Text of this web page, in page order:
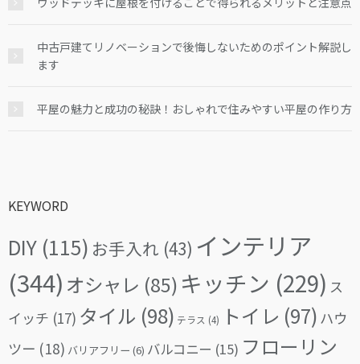
中古戸建てリノベーションで後悔しないためのポイント解説し
ます
平屋の魅力と成功の秘訣！おしゃれで住みやすい平屋の作り方
KEYWORD
DIY (115) お手入れ (43) インテリア
(344) オシャレ (85) キッチン (229) ス
イッチ (17) タイル (98) テラス (4) トイレ (97) ハウ
ツー (18) バリアフリー (6) バルコニー (15) フローリン